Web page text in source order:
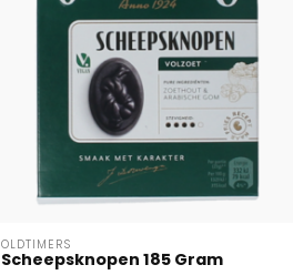
OLDTIMERS
Scheepsknopen 185 Gram